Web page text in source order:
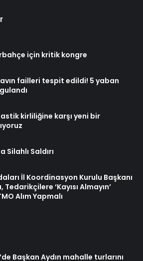
için kritik kongre
failleri tespit edildi! 5 yaban
kirliliğine karşı yeni bir
Silahlı Saldırı
İl Koordinasyon Kurulu Başkanı
Tedarikçilere ‘Kayısı Almayın’
Alım Yapmalı
Başkan Aydın mahalle turlarını